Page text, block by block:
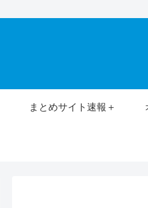
まとめサイト速報＋